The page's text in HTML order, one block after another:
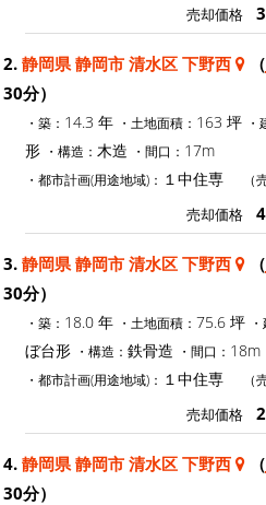
売却価格
2. 静岡県 静岡市 清水区 下野西 （
30分）
・築： 14.3 年 ・土地面積： 163 坪 ・
形 ・構造： 木造 ・間口： 17m
・都市計画(用途地域)： １中住専 （
売却価格
3. 静岡県 静岡市 清水区 下野西 （
30分）
・築： 18.0 年 ・土地面積： 75.6 坪
ぼ台形 ・構造： 鉄骨造 ・間口： 18m
・都市計画(用途地域)： １中住専 （
売却価格
4. 静岡県 静岡市 清水区 下野西 （
30分）